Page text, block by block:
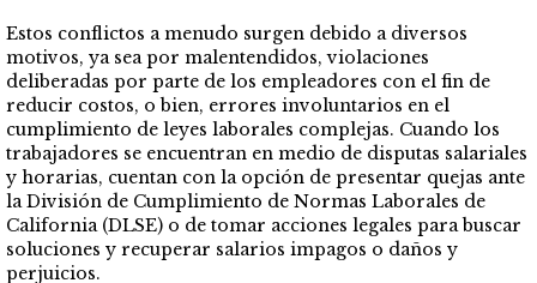
Estos conflictos a menudo surgen debido a diversos
motivos, ya sea por malentendidos, violaciones
deliberadas por parte de los empleadores con el fin de
reducir costos, o bien, errores involuntarios en el
cumplimiento de leyes laborales complejas. Cuando los
trabajadores se encuentran en medio de disputas salariales
y horarias, cuentan con la opción de presentar quejas ante
la División de Cumplimiento de Normas Laborales de
California (DLSE) o de tomar acciones legales para buscar
soluciones y recuperar salarios impagos o daños y
perjuicios.